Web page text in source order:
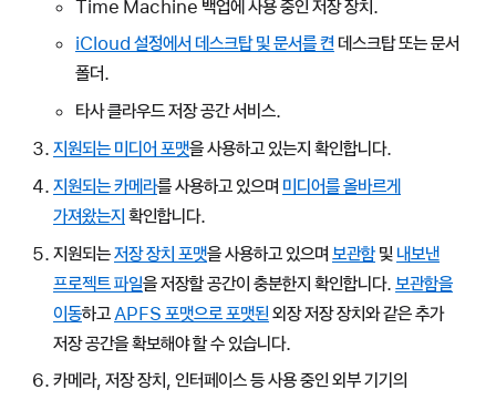
Time Machine 백업에 사용 중인 저장 장치.
iCloud 설정에서 데스크탑 및 문서를 켠데스크탑 또는 문서
폴더.
타사 클라우드 저장 공간 서비스.
지원되는 미디어 포맷을 사용하고 있는지 확인합니다.
지원되는 카메라를 사용하고 있으며 미디어를 올바르게
가져왔는지 확인합니다.
지원되는저장 장치 포맷을 사용하고 있으며 보관함및 내보낸
프로젝트 파일을 저장할 공간이 충분한지 확인합니다. 보관함을
이동하고 APFS 포맷으로 포맷된 외장 저장 장치와 같은 추가
저장 공간을 확보해야 할 수 있습니다.
카메라, 저장 장치, 인터페이스 등 사용 중인 외부 기기의